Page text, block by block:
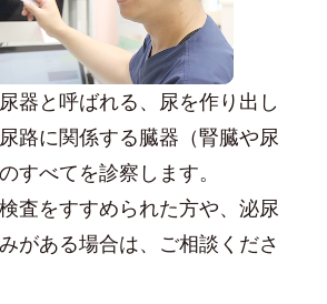
器と呼ばれる、尿を作り出し
路に関係する臓器（腎臓や尿
すべてを診察します。
査をすすめられた方や、泌尿
がある場合は、ご相談くださ